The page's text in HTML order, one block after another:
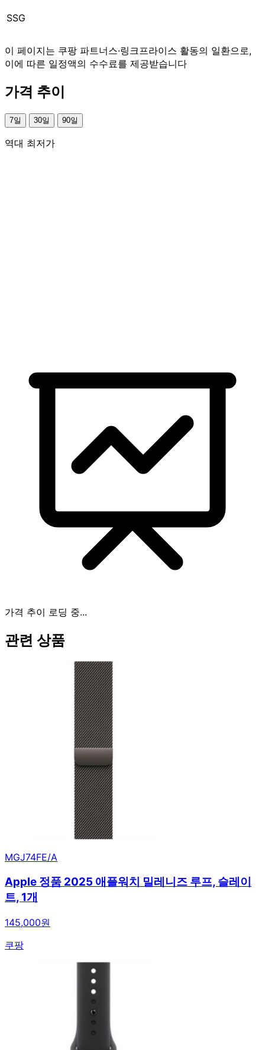
SSG
이 페이지는 쿠팡 파트너스·링크프라이스 활동의 일환으로,
이에 따른 일정액의 수수료를 제공받습니다
가격 추이
7일 30일 90일
역대 최저가
가격 추이 로딩 중...
관련 상품
MGJ74FE/A
Apple 정품 2025 애플워치 밀레니즈 루프, 슬레이
트, 1개
145,000원
쿠팡